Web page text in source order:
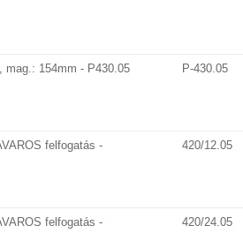
mag.: 154mm - P430.05 P-430.05
felfogatás -
420/12.05
felfogatás -
420/24.05